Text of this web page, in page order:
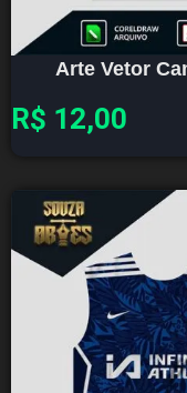
Arte Vetor
R$ 12,00